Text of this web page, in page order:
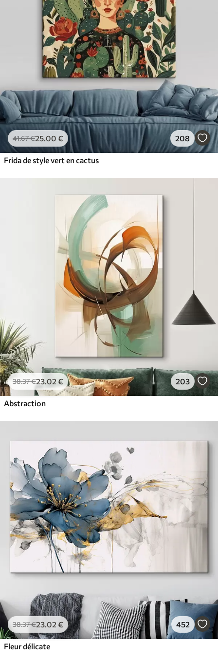
41.67€25.00 € 208
Frida de style vert en cactus
38.37€23.02 € 203
Abstraction
38.37€23.02 € 452
Fleur délicate